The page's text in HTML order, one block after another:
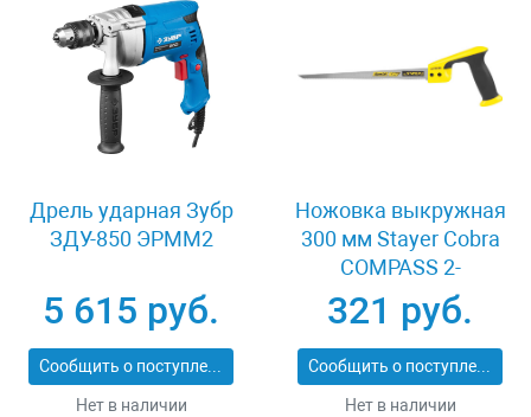
Дрель ударная Зубр
ЗДУ-850 ЭРММ2
5 615 руб.
Сообщить о поступлении
Нет в наличии
Ножовка выкружная
300 мм Stayer Cobra
COMPASS 2-
15087_z02
321 руб.
Сообщить о поступлении
Нет в наличии